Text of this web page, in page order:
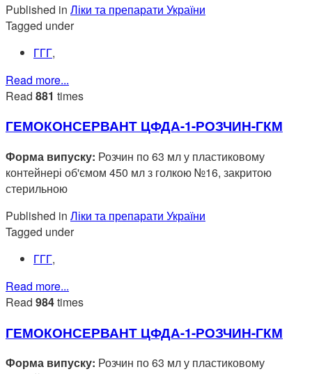
Published in Ліки та препарати України
Tagged under
ГГГ,
Read more...
Read 881 times
ГЕМОКОНСЕРВАНТ ЦФДА-1-РОЗЧИН-ГКМ
Форма випуску: Розчин по 63 мл у пластиковому
контейнері об'ємом 450 мл з голкою №16, закритою
стерильною
Published in Ліки та препарати України
Tagged under
ГГГ,
Read more...
Read 984times
ГЕМОКОНСЕРВАНТ ЦФДА-1-РОЗЧИН-ГКМ
Форма випуску: Розчин по 63 мл у пластиковому